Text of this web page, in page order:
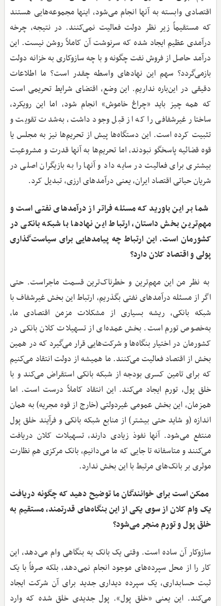
اقتصادی وابسته به آنها انجام می‌شود، اینها مجموعه‌هایی هستند
که مستقیماً زیر نظر دولت فعالیت نمی‌کنند. در نتیجه، چرخه
درآمدی عظیم ایجاد شده که سرنوشت آن کاملاً روشن نیست. این
درآمد حاصل از فروش نفت چگونه و با چه سازوکاری به خزانه دولت
بازمی‌گردد؟ سهم این نهادهای واسطه چقدر است؟ ما اطلاعات
دقیقی در این‌باره نداریم. این وضع، اقتضای شرایط تحریمی است
که همه چیز باید «چراغ خاموش» انجام شود، اما این رویکرد،
ساختار غیرشفافی را که از قبل وجود داشت، به‌شدت تقویت و
تثبیت کرده است. این دستگاه‌ها پیش از تحریم‌ها نیز به مجلس یا
قوه قضائیه پاسخگو نبودند، اما تحریم‌ها به آنها قدرت و مشروعیت
بیشتری برای فعالیت در سایه داد و آنها را به بازیگران اصلی در
شریان حیاتی اقتصاد ایران، یعنی درآمدهای ارزی، تبدیل کرد.
‌ شما بر این باورید که مسئله فراتر از درآمدهای نفتی است و
مهم‌ترین بخش داستان، ارتباط این نهادها با شبکه بانکی در
کشورمان است. این ارتباط چه پیامدهایی برای سیاست‌گذاری
پولی و اقتصاد کلان دارد؟
به نظر من این مهم‌ترین و خطرناک‌ترین قسمت ماجراست. حتی
اگر از مسئله درآمدهای نفتی بگذریم، ارتباط این بخش غیرشفاف با
شبکه بانکی، ریشه بسیاری از مشکلات مزمن اقتصادی ما،
به‌خصوص تورم است. بخش عمده‌ای از تسهیلات کلان بانکی در
کشورمان در اختیار بنگاه‌ها و شرکت‌هایی قرار می‌گیرد که در همین
بخش از اقتصاد فعالیت می‌کنند. ما همیشه از دولت انتقاد می‌کنیم
که برای تامین کسری بودجه از شبکه بانکی استقراض می‌کند و با
خلق پول، تورم ایجاد می‌کند. این انتقاد کاملاً درست است. اما
همزمان، این بخش عمومی غیردولتی (خارج از قوه مجریه) به همان
اندازه (و شاید حتی بیشتر) از منابع شبکه بانکی و فرآیند خلق پول
منتفع می‌شود. آنها نفوذ زیادی دارند، تسهیلات کلان دریافت
می‌کنند و متاسفانه تا جایی که ما می‌دانیم، بانک مرکزی هم نظارت
موثری بر بانک‌های مرتبط با این بخش ندارد.
‌ ممکن است برای خوانندگان ما توضیح دهید که چگونه دریافت
یک وام کلان از سوی یکی از این بنگاه‌های قدرتمند، مستقیم به
خلق پول و تورم منجر می‌شود؟
سازوکار آن ساده است. وقتی یک بانک به بنگاهی وام می‌دهد، این
کار را از محل سپرده‌های موجود انجام نمی‌دهد، بلکه صرفاً با یک
ثبت حسابداری، یک سپرده دیداری جدید برای آن شرکت ایجاد
می‌کند. این یعنی «خلق پول». پول جدیدی خلق شده که وارد